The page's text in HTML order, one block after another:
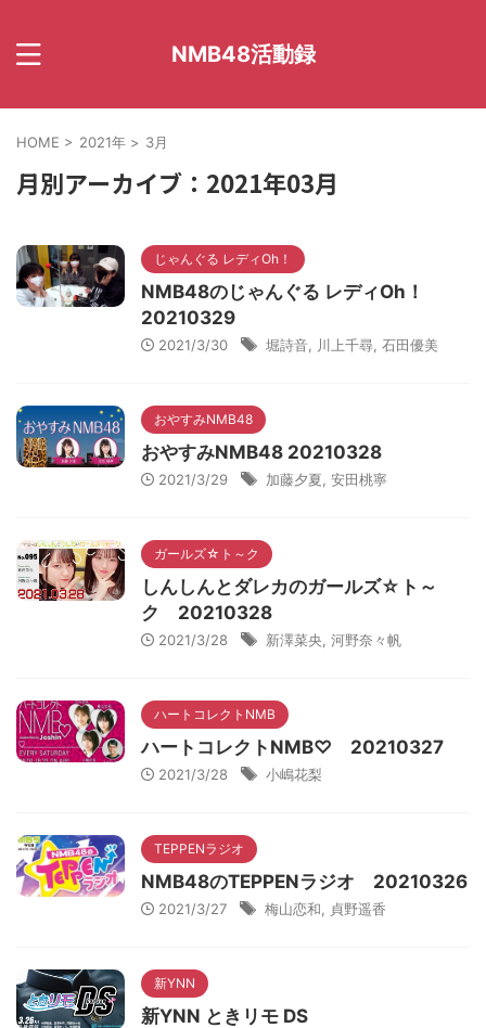
NMB48活動録
HOME > 2021年 > 3月
月別アーカイブ：2021年03月
じゃんぐる レディOh！
NMB48のじゃんぐる レディOh！
20210329
2021/3/30 堀詩音 川上千尋 石田優美
おやすみNMB48
おやすみNMB48 20210328
2021/3/29 加藤夕夏 安田桃寧
ガールズ☆ト～ク
しんしんとダレカのガールズ☆ト～
ク 20210328
2021/3/28 新澤菜央 河野奈々帆
ハートコレクトNMB
ハートコレクトNMB♡ 20210327
2021/3/28 小嶋花梨
TEPPENラジオ
NMB48のTEPPENラジオ 20210326
2021/3/27 梅山恋和 貞野遥香
新YNN
新YNN ときリモ DS